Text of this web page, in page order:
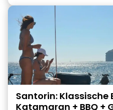
Santorin:
Katamaran + BBQ +